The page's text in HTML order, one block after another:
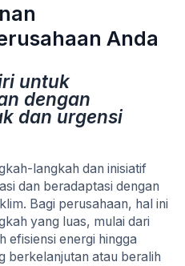
Anda
untuk
dengan
dan urgensi
langkah dan inisiatif
dan beradaptasi dengan
Bagi perusahaan, hal ini
yang luas, mulai dari
efisiensi energi hingga
berkelanjutan atau beralih